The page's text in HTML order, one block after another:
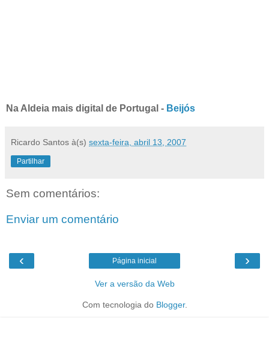
Na Aldeia mais digital de Portugal - Beijós
Ricardo Santos à(s) sexta-feira, abril 13, 2007
Partilhar
Sem comentários:
Enviar um comentário
‹ ›
Página inicial
Ver a versão da Web
Com tecnologia do Blogger.